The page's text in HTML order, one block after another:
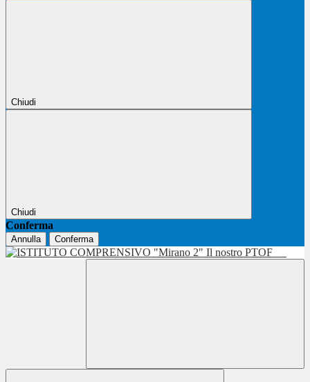
Chiudi
Chiudi
Conferma
Annulla Conferma
Il nostro PTOF